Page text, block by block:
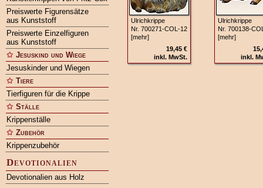
Preiswerte Figurensätze
aus Kunststoff
Preiswerte Einzelfiguren
aus Kunststoff
Jesuskind und Wiege
Jesuskinder und Wiegen
Tiere
Tierfiguren für die Krippe
Ställe
Krippenställe
Zubehör
Krippenzubehör
Devotionalien
Devotionalien aus Holz
Ulrichkrippe
Nr. 700271‑COL‑12
[mehr]
19,45 €
inkl. MwSt.
Ulrichkrippe
Nr.
[mehr]
inkl.